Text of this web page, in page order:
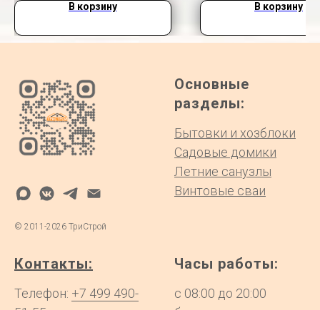
В корзину В корзину
© 2011-2026 ТриСтрой
Основные
разделы:
Бытовки и хозблоки
Садовые домики
Летние санузлы
Винтовые сваи
Контакты:
Телефон: +7 499 490-
Часы работы:
с 08:00 до 20:00